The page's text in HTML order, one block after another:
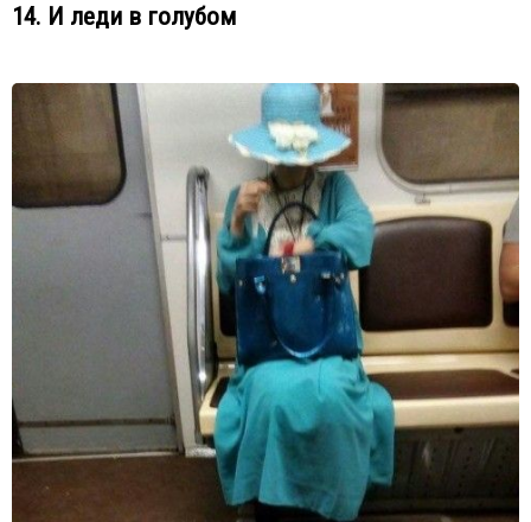
14. И леди в голубом